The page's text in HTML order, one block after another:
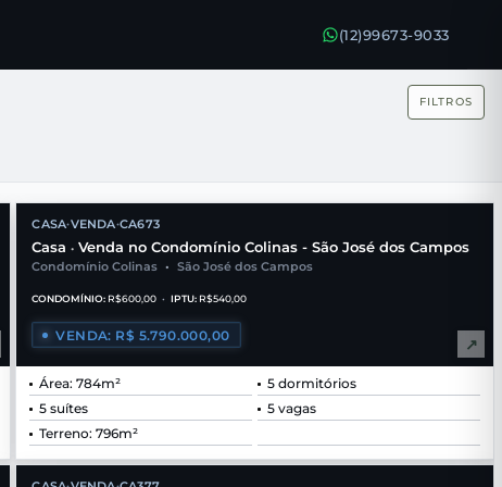
(12)99673-9033
FILTROS
CASA•VENDA•CA673
Casa• Venda no Condomínio Colinas - São José dos Campos
Condomínio Colinas • São José dos Campos
CONDOMÍNIO: R$600,00 • IPTU: R$540,00
VENDA: R$ 5.790.000,00 ↗
Área: 784m²
5 dormitórios
5 suítes
5 vagas
Terreno: 796m²